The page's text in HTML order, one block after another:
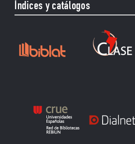
Índices y catálogos